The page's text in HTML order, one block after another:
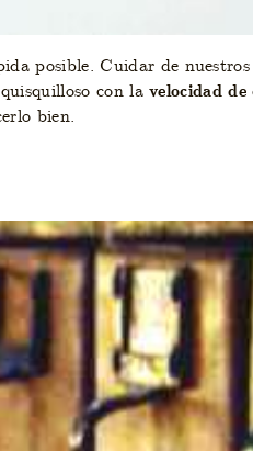
posible. Cuidar de
con lavelocidad de
bien.